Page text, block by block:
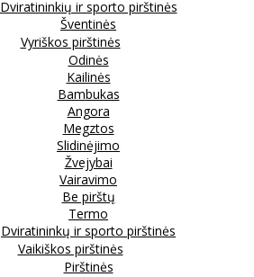
Dviratininkių ir sporto pirštinės
Šventinės
Vyriškos pirštinės
Odinės
Kailinės
Bambukas
Angora
Megztos
Slidinėjimo
Žvejybai
Vairavimo
Be pirštų
Termo
Dviratininkų ir sporto pirštinės
Vaikiškos pirštinės
Pirštinės